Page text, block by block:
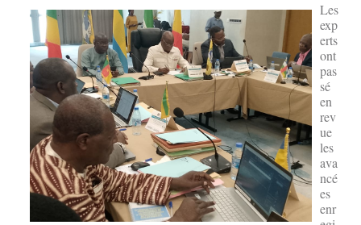
Les
exp
erts
ont
pas
sé
en
rev
ue
les
ava
ncé
es
enr